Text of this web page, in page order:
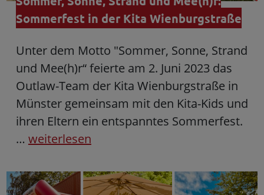
Sommerfest in der Kita Wienburgstraße
Unter dem Motto "Sommer, Sonne, Strand
und Mee(h)r“ feierte am 2. Juni 2023 das
Outlaw-Team der Kita Wienburgstraße in
Münster gemeinsam mit den Kita-Kids und
ihren Eltern ein entspanntes Sommerfest.
… weiterlesen